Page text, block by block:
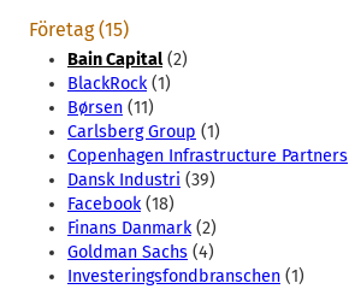
Företag (15)
Bain Capital(2)
BlackRock(1)
Børsen (11)
Carlsberg Group (1)
Copenhagen Infrastructure Partners
Dansk Industri (39)
Facebook(18)
Finans Danmark(2)
Goldman Sachs (4)
Investeringsfondbranschen (1)